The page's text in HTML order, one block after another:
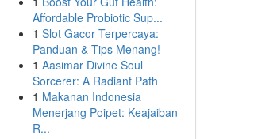
Affordable Probiotic Sup...
1 Slot Gacor Terpercaya:
Panduan & Tips Menang!
1 Aasimar Divine Soul
Sorcerer: A Radiant Path
1 Makanan Indonesia
Menerjang Poipet: Keajaiban
R...